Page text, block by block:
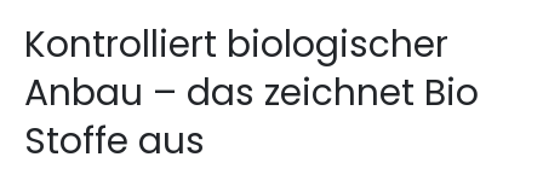
Kontrolliert biologischer
Anbau – das zeichnet Bio
Stoffe aus